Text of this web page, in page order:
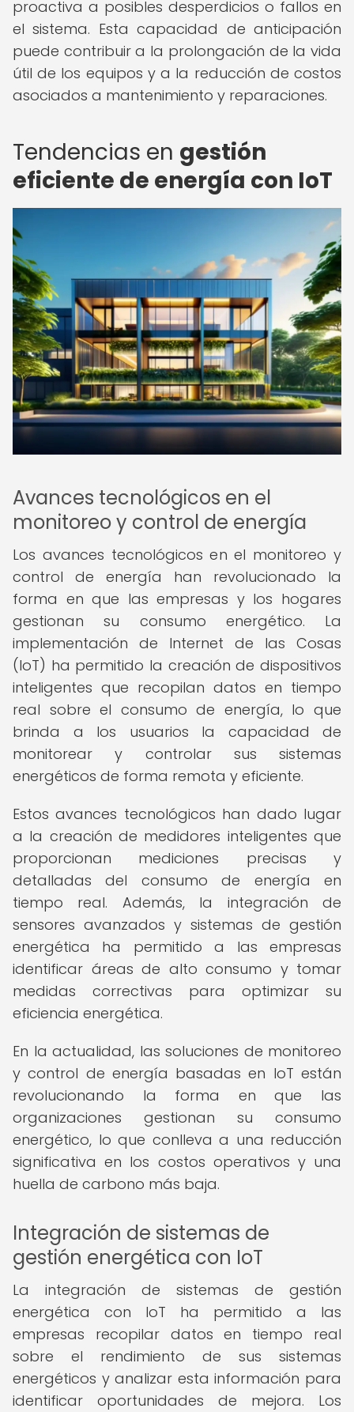
proactiva a posibles desperdicios o fallos en
el sistema. Esta capacidad de anticipación
puede contribuir a la prolongación de la vida
útil de los equipos y a la reducción de costos
asociados a mantenimiento y reparaciones.
Tendencias en gestión
eficiente de energía con IoT
Avances tecnológicos en el
monitoreo y control de energía
Los avances tecnológicos en el monitoreo y
control de energía han revolucionado la
forma en que las empresas y los hogares
gestionan su consumo energético. La
implementación de Internet de las Cosas
(IoT) ha permitido la creación de dispositivos
inteligentes que recopilan datos en tiempo
real sobre el consumo de energía, lo que
brinda a los usuarios la capacidad de
monitorear y controlar sus sistemas
energéticos de forma remota y eficiente.
Estos avances tecnológicos han dado lugar
a la creación de medidores inteligentes que
proporcionan mediciones precisas y
detalladas del consumo de energía en
tiempo real. Además, la integración de
sensores avanzados y sistemas de gestión
energética ha permitido a las empresas
identificar áreas de alto consumo y tomar
medidas correctivas para optimizar su
eficiencia energética.
En la actualidad, las soluciones de monitoreo
y control de energía basadas en IoT están
revolucionando la forma en que las
organizaciones gestionan su consumo
energético, lo que conlleva a una reducción
significativa en los costos operativos y una
huella de carbono más baja.
Integración de sistemas de
gestión energética con IoT
La integración de sistemas de gestión
energética con IoT ha permitido a las
empresas recopilar datos en tiempo real
sobre el rendimiento de sus sistemas
energéticos y analizar esta información para
identificar oportunidades de mejora. Los